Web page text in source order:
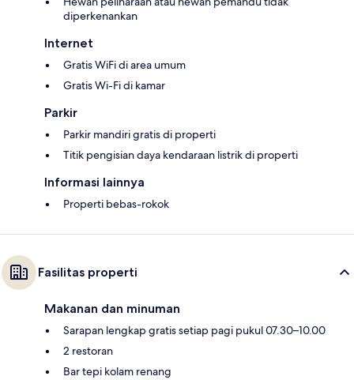
diperkenankan
Internet
Gratis WiFi di area umum
Gratis Wi-Fi di kamar
Parkir
Parkir mandiri gratis di properti
Titik pengisian daya kendaraan listrik di properti
Informasi lainnya
Properti bebas-rokok
Fasilitas properti
Makanan dan minuman
Sarapan lengkap gratis setiap pagi pukul 07.30–10.00
2 restoran
Bar tepi kolam renang